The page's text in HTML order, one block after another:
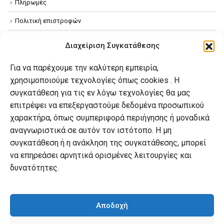
Διαχείριση Συγκατάθεσης
Για να παρέχουμε την καλύτερη εμπειρία,
χρησιμοποιούμε τεχνολογίες όπως cookies . Η
συγκατάθεση για τις εν λόγω τεχνολογίες θα μας
επιτρέψει να επεξεργαστούμε δεδομένα προσωπικού
χαρακτήρα, όπως συμπεριφορά περιήγησης ή μοναδικά
αναγνωριστικά σε αυτόν τον ιστότοπο. Η μη
συγκατάθεση ή η ανάκληση της συγκατάθεσης, μπορεί
να επηρεάσει αρνητικά ορισμένες λειτουργίες και
δυνατότητες.
Αποδοχή
Πληρωμές
Πολιτική επιστροφών
Πολιτική Cookies
Ο λογαριασμός μου
Ο λογαριασμός μου
Οι παραγγελίες μου
Λίστα επιθυμιών